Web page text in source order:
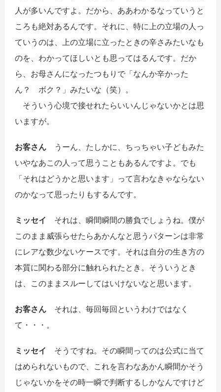
人が多いんですよ。だから、ああわかるなっていうと
ころも絶対あるんです。それに、特に上の立場の人っ
ていうのは、上の立場に立ったときの辛さみたいなも
のを、わかってほしいとも思ってはるんです。だか
ら、お母さんになったつもりで「なんか辛かった
ん？ ボク？」みたいな（笑）。
そういう心境で接せれたらいいんじゃないかとは思
いますが。
お客さん
うーん、たしかに、ちっちゃい子どもみた
いやなあこの人って思うこともあるんですよ。でも
「それはどうかと思います」って言わなきゃならない
のかなって思ったりもするんです。
ミッセイ それは、瞬間瞬間の勝負でしょうね。僕が
このまま威張らせたらあかんなと思うパターンは非常
にレアな数少ないケースです。それは自分の生き方の
本質に関わる部分に触れられたとき。そういうとき
は、このままスルーしてはいけないなと思います。
お客さん それは、毎回毎回というわけではなく
て・・・。
ミッセイ そうですね。その瞬間ってのは公式に当て
はめられないもので、これを言わなあかん瞬間かそう
じゃないかをその時一瞬で判断するしかなんですけど